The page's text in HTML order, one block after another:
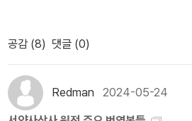
이잖아? 그러니까 큰 물체든 작은 물체
대한 어떤 물질의 밀도의 비 ? 옮긴이)이
비아티는 공기 저항이 없다면 같은 매질
운동 속력은 같을 것이라고 결론을 내린다. 「둘째 날 토론」은 물체의
응집력, 즉 강도가 물체의 길이와 두께에
공감 (8) 댓글 (0)
Redman 2024-05-24